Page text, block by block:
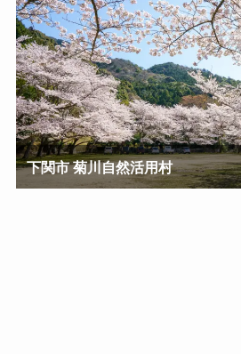
下関市 菊川自然活用村